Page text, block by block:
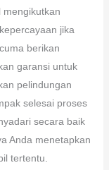
mengikutkan
jika
berikan
garansi untuk
pelindungan
selesai proses
secara baik
Anda menetapkan
tertentu.